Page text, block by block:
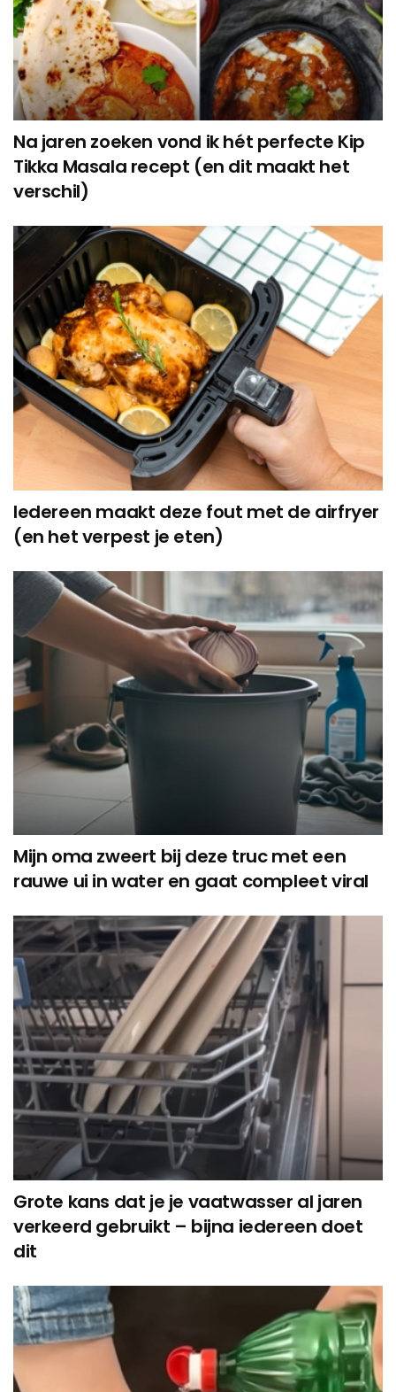
Na jaren zoeken vond ik hét perfecte Kip
Tikka Masala recept (en dit maakt het
verschil)
Iedereen maakt deze fout met de airfryer
(en het verpest je eten)
Mijn oma zweert bij deze truc met een
rauwe ui in water en gaat compleet viral
Grote kans dat je je vaatwasser al jaren
verkeerd gebruikt – bijna iedereen doet
dit